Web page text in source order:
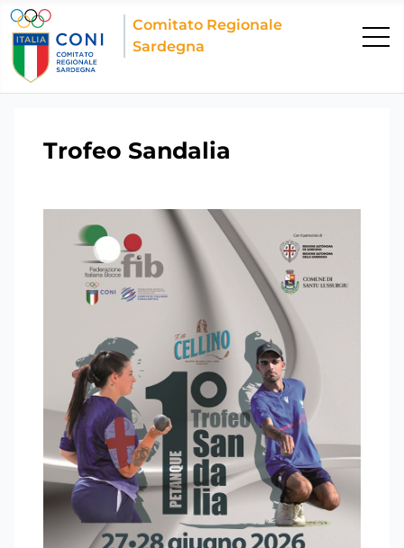
Comitato Regionale
Sardegna
Trofeo Sandalia